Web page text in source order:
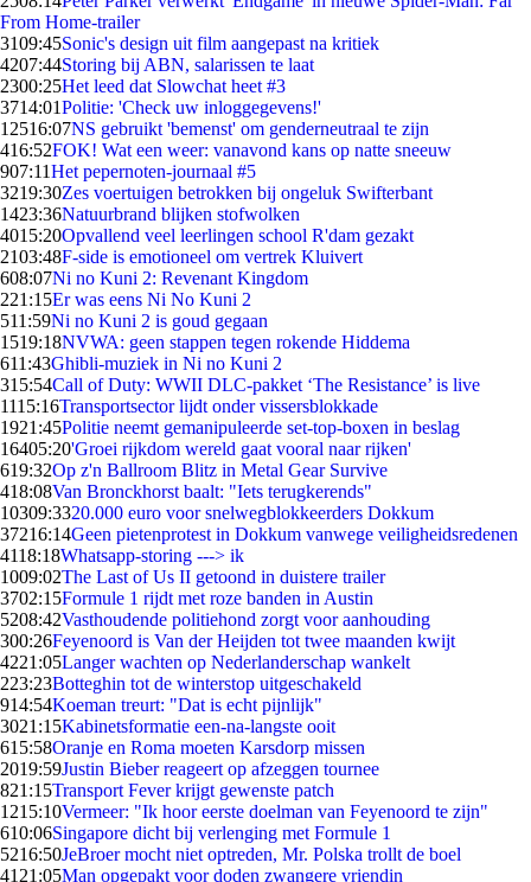
From Home-trailer
3109:45Sonic's design uit film aangepast na kritiek
4207:44Storing bij ABN, salarissen te laat
2300:25Het leed dat Slowchat heet #3
3714:01Politie: 'Check uw inloggegevens!'
12516:07NS gebruikt 'bemenst' om genderneutraal te zijn
416:52FOK! Wat een weer: vanavond kans op natte sneeuw
907:11Het pepernoten-journaal #5
3219:30Zes voertuigen betrokken bij ongeluk Swifterbant
1423:36Natuurbrand blijken stofwolken
4015:20Opvallend veel leerlingen school R'dam gezakt
2103:48F-side is emotioneel om vertrek Kluivert
608:07Ni no Kuni 2: Revenant Kingdom
221:15Er was eens Ni No Kuni 2
511:59Ni no Kuni 2 is goud gegaan
1519:18NVWA: geen stappen tegen rokende Hiddema
611:43Ghibli-muziek in Ni no Kuni 2
315:54Call of Duty: WWII DLC-pakket ‘The Resistance’ is live
1115:16Transportsector lijdt onder vissersblokkade
1921:45Politie neemt gemanipuleerde set-top-boxen in beslag
16405:20'Groei rijkdom wereld gaat vooral naar rijken'
619:32Op z'n Ballroom Blitz in Metal Gear Survive
418:08Van Bronckhorst baalt: "Iets terugkerends"
10309:3320.000 euro voor snelwegblokkeerders Dokkum
37216:14Geen pietenprotest in Dokkum vanwege veiligheidsredenen
4118:18Whatsapp-storing ---> ik
1009:02The Last of Us II getoond in duistere trailer
3702:15Formule 1 rijdt met roze banden in Austin
5208:42Vasthoudende politiehond zorgt voor aanhouding
300:26Feyenoord is Van der Heijden tot twee maanden kwijt
4221:05Langer wachten op Nederlanderschap wankelt
223:23Botteghin tot de winterstop uitgeschakeld
914:54Koeman treurt: "Dat is echt pijnlijk"
3021:15Kabinetsformatie een-na-langste ooit
615:58Oranje en Roma moeten Karsdorp missen
2019:59Justin Bieber reageert op afzeggen tournee
821:15Transport Fever krijgt gewenste patch
1215:10Vermeer: "Ik hoor eerste doelman van Feyenoord te zijn"
610:06Singapore dicht bij verlenging met Formule 1
5216:50JeBroer mocht niet optreden, Mr. Polska trollt de boel
41 21:05Man opgepakt voor doden zwangere vriendin